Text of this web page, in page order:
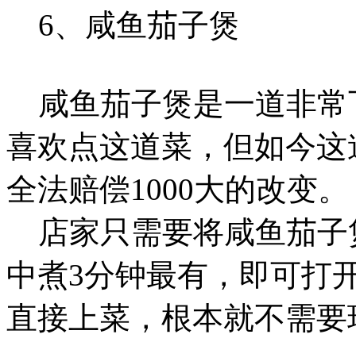
6、咸鱼茄子煲
咸鱼茄子煲是一道非常
喜欢点这道菜，但如今
全法赔偿1000大的改变。
店家只需要将咸鱼茄子
中煮3分钟最有，即可打
直接上菜，根本就不需要